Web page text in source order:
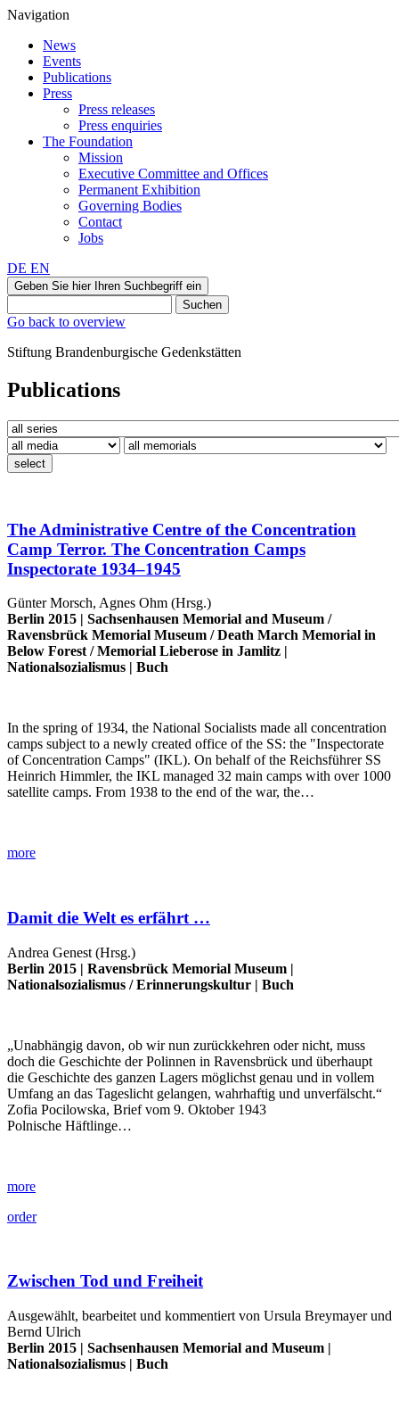
Navigation
News
Events
Publications
Press
Press releases
Press enquiries
The Foundation
Mission
Executive Committee and Offices
Permanent Exhibition
Governing Bodies
Contact
Jobs
DE EN
Geben Sie hier Ihren Suchbegriff ein
Suchen
Go back to overview
Stiftung Brandenburgische Gedenkstätten
Publications
select
The Administrative Centre of the Concentration
Camp Terror. The Concentration Camps
Inspectorate 1934–1945
Günter Morsch, Agnes Ohm (Hrsg.)
Berlin 2015 | Sachsenhausen Memorial and Museum /
Ravensbrück Memorial Museum /Death March Memorial in
Below Forest /Memorial Lieberose in Jamlitz |
Nationalsozialismus | Buch
In the spring of 1934, the National Socialists made all concentration
camps subject to a newly created office of the SS: the "Inspectorate
of Concentration Camps" (IKL). On behalf of the Reichsführer SS
Heinrich Himmler, the IKL managed 32 main camps with over 1000
satellite camps. From 1938 to the end of the war, the…
more
Damit die Welt es erfährt …
Andrea Genest (Hrsg.)
Berlin 2015 | Ravensbrück Memorial Museum |
Nationalsozialismus /Erinnerungskultur | Buch
„Unabhängig davon, ob wir nun zurückkehren oder nicht, muss
doch die Geschichte der Polinnen in Ravensbrück und überhaupt
die Geschichte des ganzen Lagers möglichst genau und in vollem
Umfang an das Tageslicht gelangen, wahrhaftig und unverfälscht.“
Zofia Pocilowska, Brief vom 9. Oktober 1943
Polnische Häftlinge…
more
order
Zwischen Tod und Freiheit
Ausgewählt, bearbeitet und kommentiert von Ursula Breymayer und
Bernd Ulrich
Berlin 2015 | Sachsenhausen Memorial and Museum |
Nationalsozialismus | Buch